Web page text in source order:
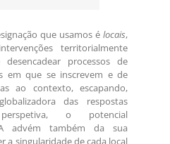
que usamos é locais,
territorialmente
desencadear processos de
em que se inscrevem e de
ao contexto, escapando,
das respostas
o potencial
advém também da sua
a singularidade de cada local